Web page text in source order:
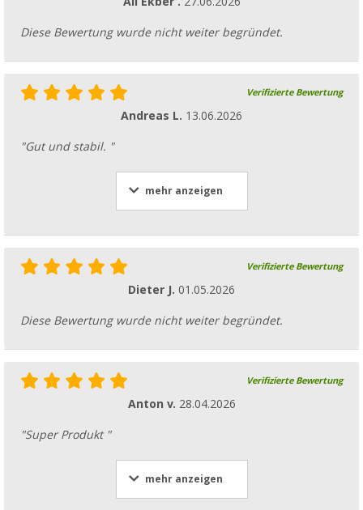
Diese Bewertung wurde nicht weiter begründet.
Verifizierte Bewertung
Andreas L. 13.06.2026
"Gut und stabil. "
mehr anzeigen
Verifizierte Bewertung
Dieter J. 01.05.2026
Diese Bewertung wurde nicht weiter begründet.
Verifizierte Bewertung
Anton v. 28.04.2026
"Super Produkt "
mehr anzeigen